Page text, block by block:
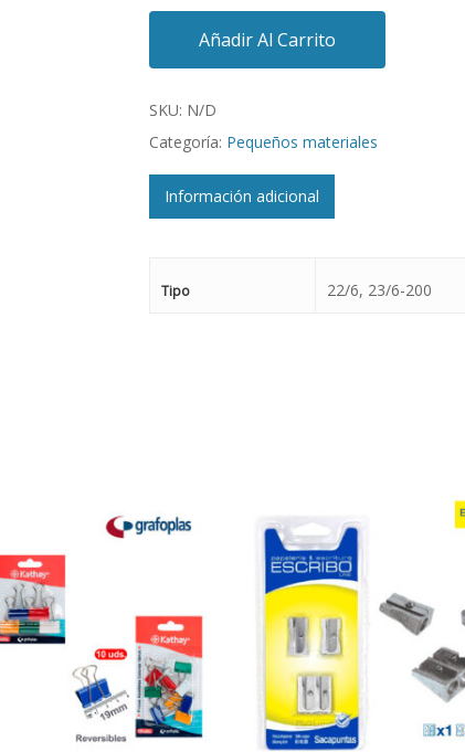
Añadir Al Carrito
SKU: N/D
Categoría: Pequeños materiales
Información adicional
Tipo 22/6, 23/6-200